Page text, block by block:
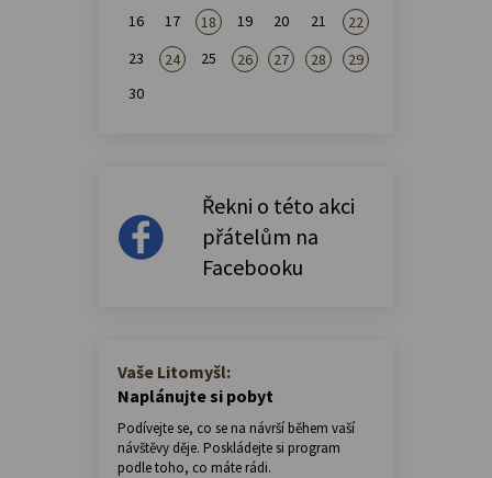
16 17 18 19 20 21
22
23
24 25 26 27 28
29
30
Řekni o této akci
přátelům na
Facebooku
Vaše Litomyšl:
Naplánujte si pobyt
Podívejte se, co se na návrší během vaší
návštěvy děje. Poskládejte si program
podle toho, co máte rádi.